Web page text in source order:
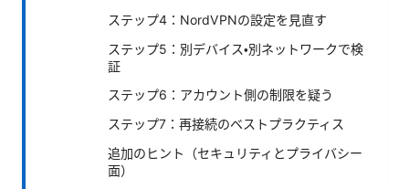
ステップ4：NordVPNの設定を見直す
ステップ5：別デバイス・別ネットワークで検
証
ステップ6：アカウント側の制限を疑う
ステップ7：再接続のベストプラクティス
追加のヒント（セキュリティとプライバシー
面）